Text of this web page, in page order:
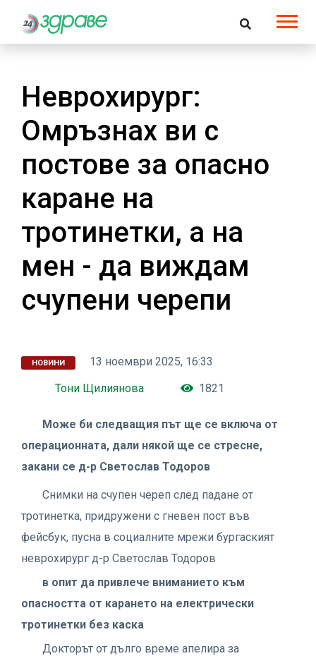
Неврохирург:
Омръзнах ви с
постове за опасно
каране на
тротинетки, а на
мен - да виждам
счупени черепи
НОВИНИ
13 ноември 2025, 16:33
Тони Щилиянова
1821
Може би следващия път ще се включа от
операционната, дали някой ще се стресне,
закани се д-р Светослав Тодоров
Снимки на счупен череп след падане от
тротинетка, придружени с гневен пост във
фейсбук, пусна в социалните мрежи бургаският
неврохирург д-р Светослав Тодоров
в опит да привлече вниманието към
опасността от карането на електрически
тротинетки без каска
Докторът от дълго време апелира за